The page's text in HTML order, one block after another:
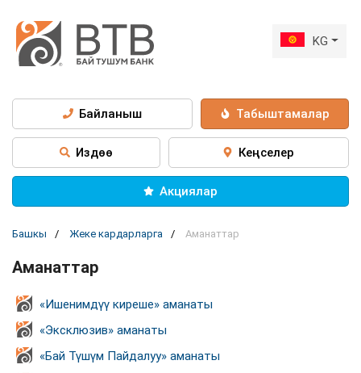
KG
Байланыш Табыштамалар
Издөө Кеңселер
Акциялар
Башкы Жеке кардарларга Аманаттар
Аманаттар
«Ишенимдүү киреше» аманаты
«Эксклюзив» аманаты
«Бай Түшүм Пайдалуу» аманаты